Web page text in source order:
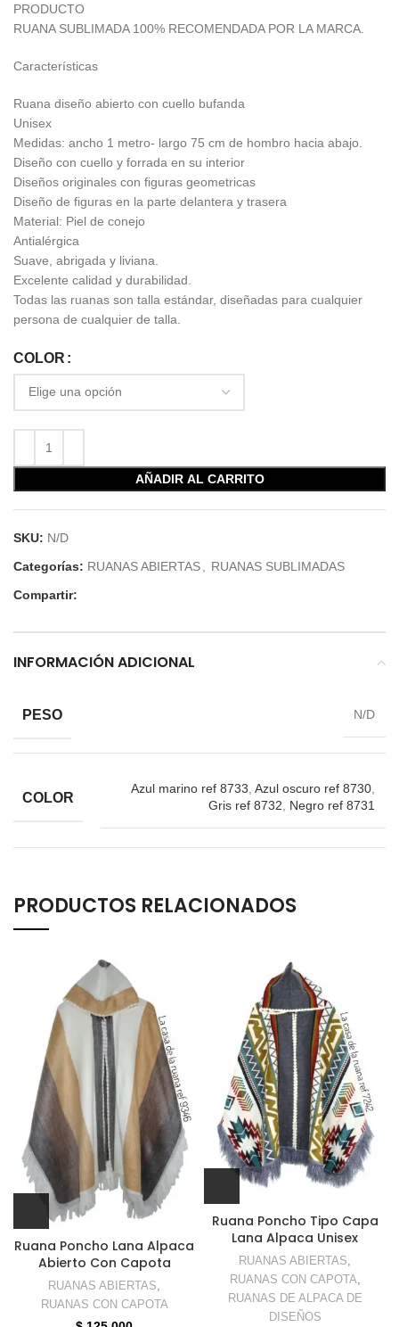
PRODUCTO
RUANA SUBLIMADA 100% RECOMENDADA POR LA MARCA.
Características
Ruana diseño abierto con cuello bufanda
Unisex
Medidas: ancho 1 metro- largo 75 cm de hombro hacia abajo.
Diseño con cuello y forrada en su interior
Diseños originales con figuras geometricas
Diseño de figuras en la parte delantera y trasera
Material: Piel de conejo
Antialérgica
Suave, abrigada y liviana.
Excelente calidad y durabilidad.
Todas las ruanas son talla estándar, diseñadas para cualquier
persona de cualquier de talla.
COLOR
AÑADIR AL CARRITO
SKU: N/D
Categorías: RUANAS ABIERTAS
RUANAS SUBLIMADAS
Compartir:
INFORMACIÓN ADICIONAL
PESO N/D
COLOR
Azul marino ref 8733, Azul oscuro ref 8730,
Gris ref 8732, Negro ref 8731
PRODUCTOS RELACIONADOS
Ruana Poncho Lana Alpaca
Abierto Con Capota
RUANAS ABIERTAS
RUANAS CON CAPOTA
Ruana Poncho Tipo Capa
Lana Alpaca Unisex
RUANAS ABIERTAS
RUANAS CON CAPOTA
RUANAS DE ALPACA DE
DISEÑOS